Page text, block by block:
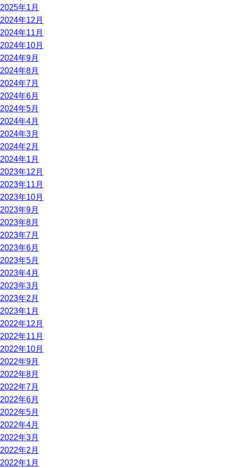
2025年1月
2024年12月
2024年11月
2024年10月
2024年9月
2024年8月
2024年7月
2024年6月
2024年5月
2024年4月
2024年3月
2024年2月
2024年1月
2023年12月
2023年11月
2023年10月
2023年9月
2023年8月
2023年7月
2023年6月
2023年5月
2023年4月
2023年3月
2023年2月
2023年1月
2022年12月
2022年11月
2022年10月
2022年9月
2022年8月
2022年7月
2022年6月
2022年5月
2022年4月
2022年3月
2022年2月
2022年1月